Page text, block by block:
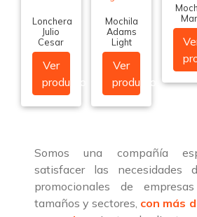
Lonchera
Julio
Cesar
Ver
producto
Mochila
Adams
Light
Ver
producto
Somos una compañía
satisfacer las necesidades
promocionales de
tamaños y sectores, con más